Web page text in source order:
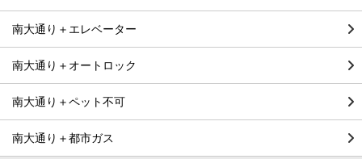
南大通り＋エレベーター
南大通り＋オートロック
南大通り＋ペット不可
南大通り＋都市ガス